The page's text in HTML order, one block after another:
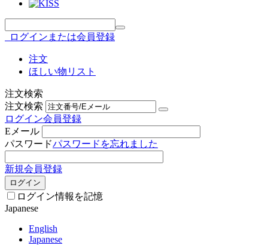
ログインまたは会員登録
注文
ほしい物リスト
注文検索
注文検索
ログイン会員登録
Eメール
パスワードパスワードを忘れました
新規会員登録
ログイン
ログイン情報を記憶
Japanese
English
Japanese